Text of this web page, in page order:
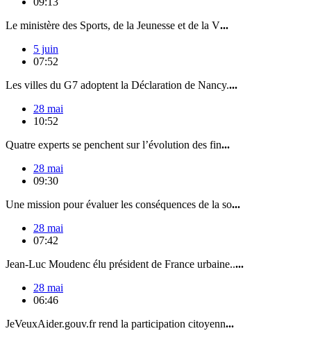
Le ministère des Sports, de la Jeunesse et de la V...
5 juin
07:52
Les villes du G7 adoptent la Déclaration de Nancy....
28 mai
10:52
Quatre experts se penchent sur l’évolution des fin...
28 mai
09:30
Une mission pour évaluer les conséquences de la so...
28 mai
07:42
Jean-Luc Moudenc élu président de France urbaine.....
28 mai
06:46
JeVeuxAider.gouv.fr rend la participation citoyenn...